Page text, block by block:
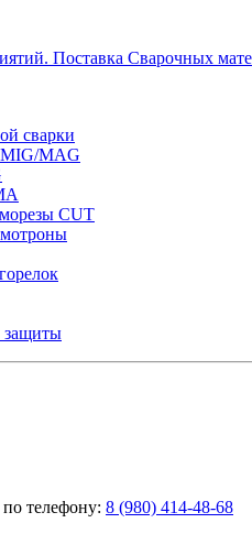
Поставка Сварочных
сварки
MAG
CUT
защиты
телефону: 8 (980) 414-48-68